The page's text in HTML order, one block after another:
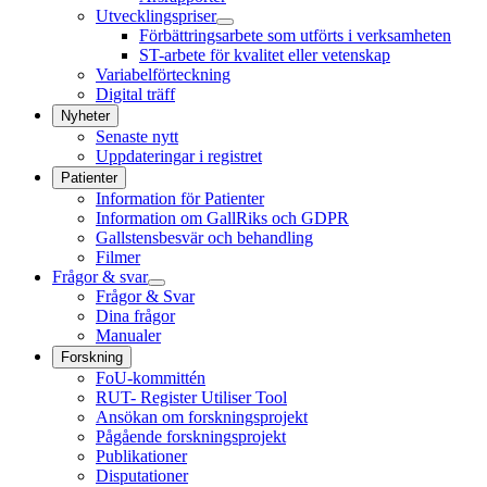
Utvecklingspriser
Förbättringsarbete som utförts i verksamheten
ST-arbete för kvalitet eller vetenskap
Variabelförteckning
Digital träff
Nyheter
Senaste nytt
Uppdateringar i registret
Patienter
Information för Patienter
Information om GallRiks och GDPR
Gallstensbesvär och behandling
Filmer
Frågor & svar
Frågor & Svar
Dina frågor
Manualer
Forskning
FoU-kommittén
RUT- Register Utiliser Tool
Ansökan om forskningsprojekt
Pågående forskningsprojekt
Publikationer
Disputationer